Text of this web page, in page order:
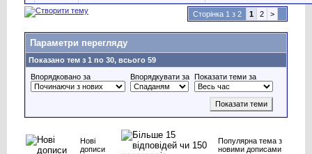
Сторінка 1 з 2 1 2 >
Параметри перегляду
Показано тем з 1 по 30, всього 59
Впорядковано за
Впорядкувати за Показати теми за
Нові
дописи
Популярна тема з
новими дописами